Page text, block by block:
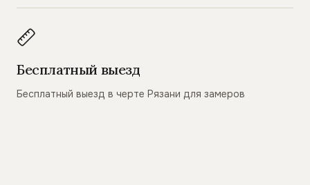
Бесплатный выезд
Бесплатный выезд в черте Рязани для замеров